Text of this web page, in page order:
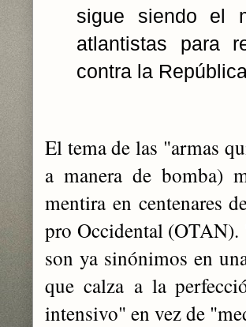
sigue siendo el
atlantistas para
contra la
El tema de las "armas
a manera de bomba)
mentira en centenares
pro Occidental (OTAN).
son ya sinónimos en
que calza a la
intensivo" en vez de